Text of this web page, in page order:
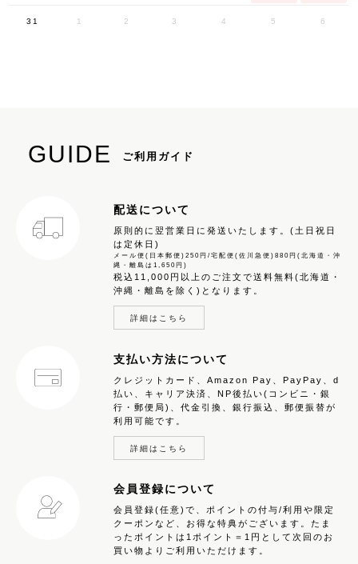
31 1 2 3 4 5 6
GUIDE ご利用ガイド
配送について
原則的に翌営業日に発送いたします。(土日祝日
は定休日)
メール便(日本郵便)250円/宅配便(佐川急便)880円(北海道・沖
縄・離島は1,650円)
税込11,000円以上のご注文で送料無料(北海道・
沖縄・離島を除く)となります。
詳細はこちら
支払い方法について
クレジットカード、Amazon Pay、PayPay、d
払い、キャリア決済、NP後払い(コンビニ・銀
行・郵便局)、代金引換、銀行振込、郵便振替が
利用可能です。
詳細はこちら
会員登録について
会員登録(任意)で、ポイントの付与/利用や限定
クーポンなど、お得な特典がございます。たま
ったポイントは1ポイント＝1円として次回のお
買い物よりご利用いただけます。